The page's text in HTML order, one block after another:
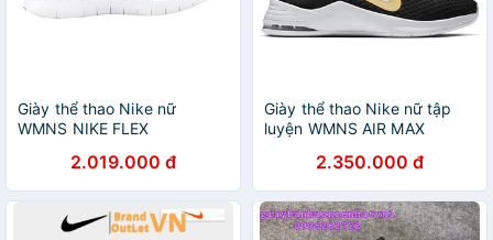
Giày thể thao Nike nữ
WMNS NIKE FLEX
BrandOutLetvn
2.019.000 đ
Giày thể thao Nike nữ tập
luyện WMNS AIR MAX
AQ7492-0012.350.000 đ